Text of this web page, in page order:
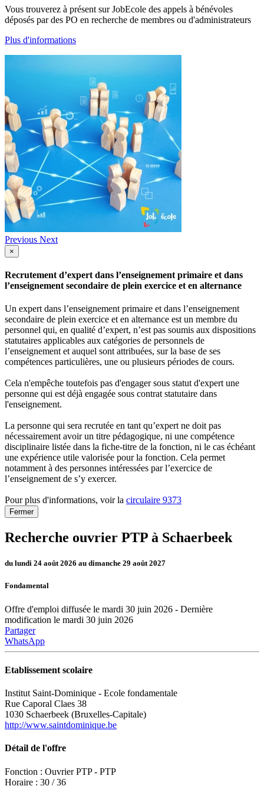
Vous trouverez à présent sur JobEcole des appels à bénévoles
déposés par des PO en recherche de membres ou d'administrateurs
Plus d'informations
Previous Next
×
Recrutement d’expert dans l’enseignement primaire et dans
l’enseignement secondaire de plein exercice et en alternance
Un expert dans l’enseignement primaire et dans l’enseignement
secondaire de plein exercice et en alternance est un membre du
personnel qui, en qualité d’expert, n’est pas soumis aux dispositions
statutaires applicables aux catégories de personnels de
l’enseignement et auquel sont attribuées, sur la base de ses
compétences particulières, une ou plusieurs périodes de cours.
Cela n'empêche toutefois pas d'engager sous statut d'expert une
personne qui est déjà engagée sous contrat statutaire dans
l'enseignement.
La personne qui sera recrutée en tant qu’expert ne doit pas
nécessairement avoir un titre pédagogique, ni une compétence
disciplinaire listée dans la fiche-titre de la fonction, ni le cas échéant
une expérience utile valorisée pour la fonction. Cela permet
notamment à des personnes intéressées par l’exercice de
l’enseignement de s’y exercer.
Pour plus d'informations, voir la circulaire 9373
Fermer
Recherche ouvrier PTP à Schaerbeek
du lundi 24 août 2026 au dimanche 29 août 2027
Fondamental
Offre d'emploi diffusée le mardi 30 juin 2026 - Dernière
modification le mardi 30 juin 2026
Partager
WhatsApp
Etablissement scolaire
Institut Saint-Dominique - Ecole fondamentale
Rue Caporal Claes 38
1030 Schaerbeek (Bruxelles-Capitale)
http://www.saintdominique.be
Détail de l'offre
Fonction : Ouvrier PTP - PTP
Horaire : 30 / 36